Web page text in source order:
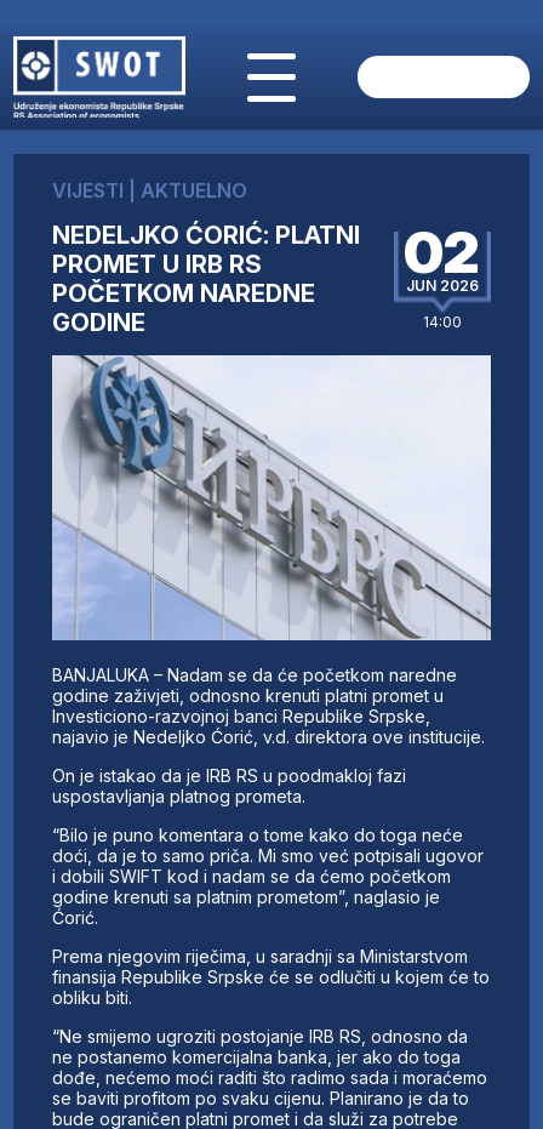
O NAMA
AKTUELNO
ANALIZE
KOMPANIJE
FINANSIJE
IZ STRANIH MEDIJA
AKTIVNOSTI
SWOT INTERVJU
UČLANI SE
KONTAKT
VIJESTI AKTUELNO
NEDELJKO ĆORIĆ: PLATNI
PROMET U IRB RS
POČETKOM NAREDNE
GODINE
02
JUN 2026
14:00
BANJALUKA – Nadam se da će početkom naredne
godine zaživjeti, odnosno krenuti platni promet u
Investiciono-razvojnoj banci Republike Srpske,
najavio je Nedeljko Ćorić, v.d. direktora ove institucije.
On je istakao da je IRB RS u poodmakloj fazi
uspostavljanja platnog prometa.
“Bilo je puno komentara o tome kako do toga neće
doći, da je to samo priča. Mi smo već potpisali ugovor
i dobili SWIFT kod i nadam se da ćemo početkom
godine krenuti sa platnim prometom”, naglasio je
Ćorić.
Prema njegovim riječima, u saradnji sa Ministarstvom
finansija Republike Srpske će se odlučiti u kojem će to
obliku biti.
“Ne smijemo ugroziti postojanje IRB RS, odnosno da
ne postanemo komercijalna banka, jer ako do toga
dođe, nećemo moći raditi što radimo sada i moraćemo
se baviti profitom po svaku cijenu. Planirano je da to
bude ograničen platni promet i da služi za potrebe